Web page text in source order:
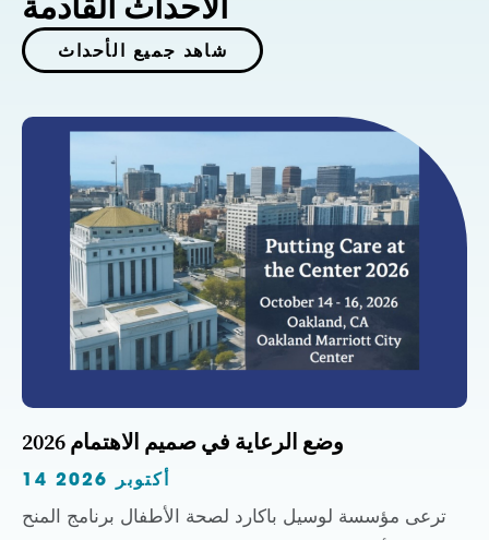
شاهد جميع الأحداث
وضع الرعاية في صميم الاهتمام 2026
14 أكتوبر 2026
ترعى مؤسسة لوسيل باكارد لصحة الأطفال برنامج المنح